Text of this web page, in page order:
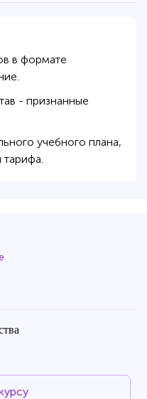
в формате
- признанные
учебного плана,
тарифа.